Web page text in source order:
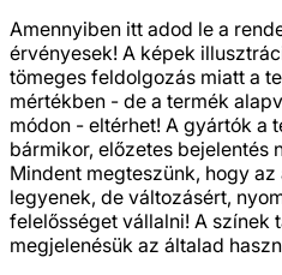
Amennyiben itt adod le a
érvényesek! A képek
tömeges feldolgozás miatt a
mértékben - de a termék
módon - eltérhet! A gyártók a
bármikor, előzetes bejelentés
Mindent megteszünk, hogy
legyenek, de változásért,
felelősséget vállalni! A színek
megjelenésük az általad